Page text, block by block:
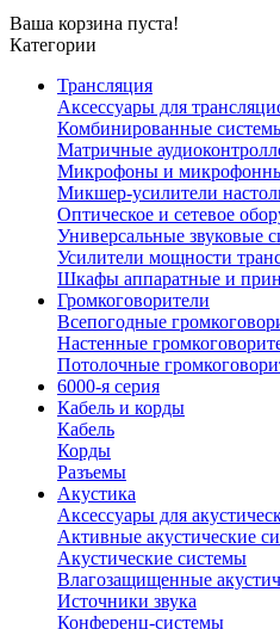
Ваша корзина пуста!
Категории
Трансляция
Аксессуары для
Комбинированные
Матричные
Микрофоны и
Микшер-усилители
Оптическое и сетевое
Универсальные звуковые
Усилители мощности
Шкафы аппаратные и
Громкоговорители
Всепогодные
Настенные
Потолочные
6000-я серия
Кабель и корды
Кабель
Корды
Разъемы
Акустика
Аксессуары для
Активные акустические
Акустические системы
Влагозащищенные
Источники звука
Конференц-системы